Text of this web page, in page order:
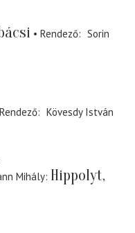
Rendező
Sorin
Rendező
Kövesdy István
Mihály Hippolyt,